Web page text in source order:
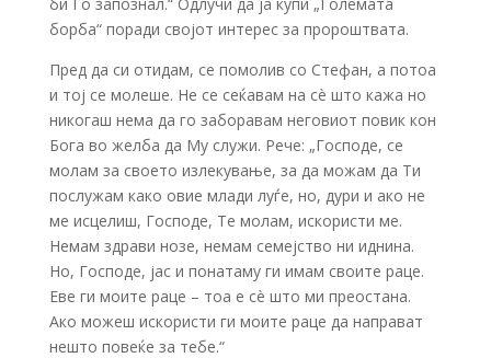
борба“ поради својот интерес за пророштвата.
Пред да си отидам, се помолив со Стефан, а потоа
и тој се молеше. Не се сеќавам на сè што кажа но
никогаш нема да го заборавам неговиот повик кон
Бога во желба да Му служи. Рече: „Господе, се
молам за своето излекување, за да можам да Ти
послужам како овие млади луѓе, но, дури и ако не
ме исцелиш, Господе, Те молам, искористи ме.
Немам здрави нозе, немам семејство ни иднина.
Но, Господе, јас и понатаму ги имам своите раце.
Еве ги моите раце – тоа е сè што ми преостана.
Ако можеш искористи ги моите раце да направат
нешто повеќе за тебе.“